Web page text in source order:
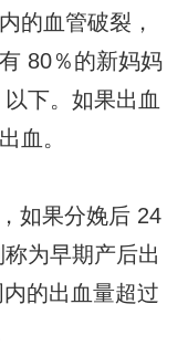
的血管破裂，
80％的新妈妈
下。如果出血
血。
如果分娩后 24
为早期产后出
的出血量超过